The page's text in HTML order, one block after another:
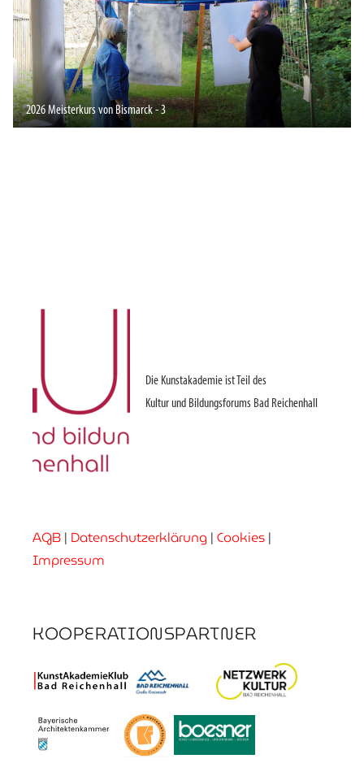
2026 Meisterkurs von Bismarck - 3
Die Kunstakademie ist Teil des
Kultur und Bildungsforums Bad Reichenhall
AGB | Datenschutzerklärung | Cookies |
Impressum
KOOPERATIONSPARTNER